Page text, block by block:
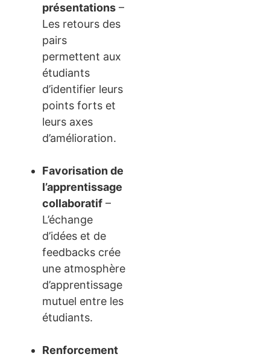
présentations –
Les retours des
pairs
permettent aux
étudiants
d’identifier leurs
points forts et
leurs axes
d’amélioration.
Favorisation de
l’apprentissage
collaboratif –
L’échange
d’idées et de
feedbacks crée
une atmosphère
d’apprentissage
mutuel entre les
étudiants.
Renforcement